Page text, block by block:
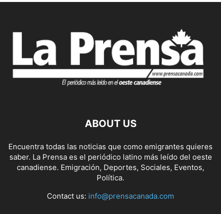
ABOUT US
Encuentra todas las noticias que como emigrantes quieres
saber. La Prensa es el periódico latino más leído del oeste
canadiense. Emigración, Deportes, Sociales, Eventos,
Política.
Contact us: info@prensacanada.com